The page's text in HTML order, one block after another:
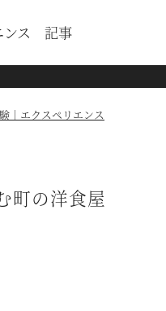
ンス 記事
｜エクスペリエンス
町の洋食屋